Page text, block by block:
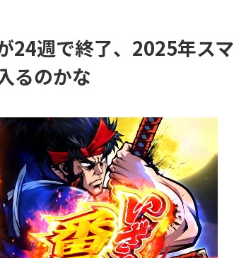
24週で終了、2025年スマ
るのかな